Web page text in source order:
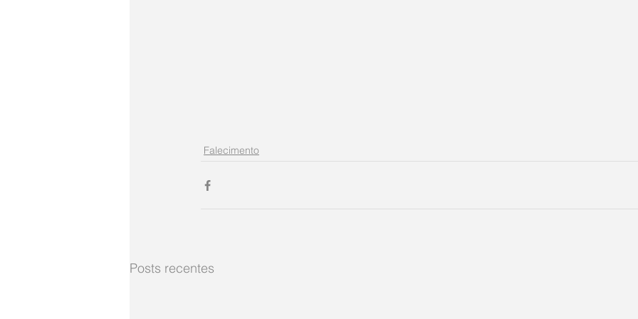
Falecimento
Posts recentes